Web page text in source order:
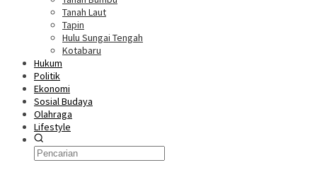
Tanah Laut
Tapin
Hulu Sungai Tengah
Kotabaru
Hukum
Politik
Ekonomi
Sosial Budaya
Olahraga
Lifestyle